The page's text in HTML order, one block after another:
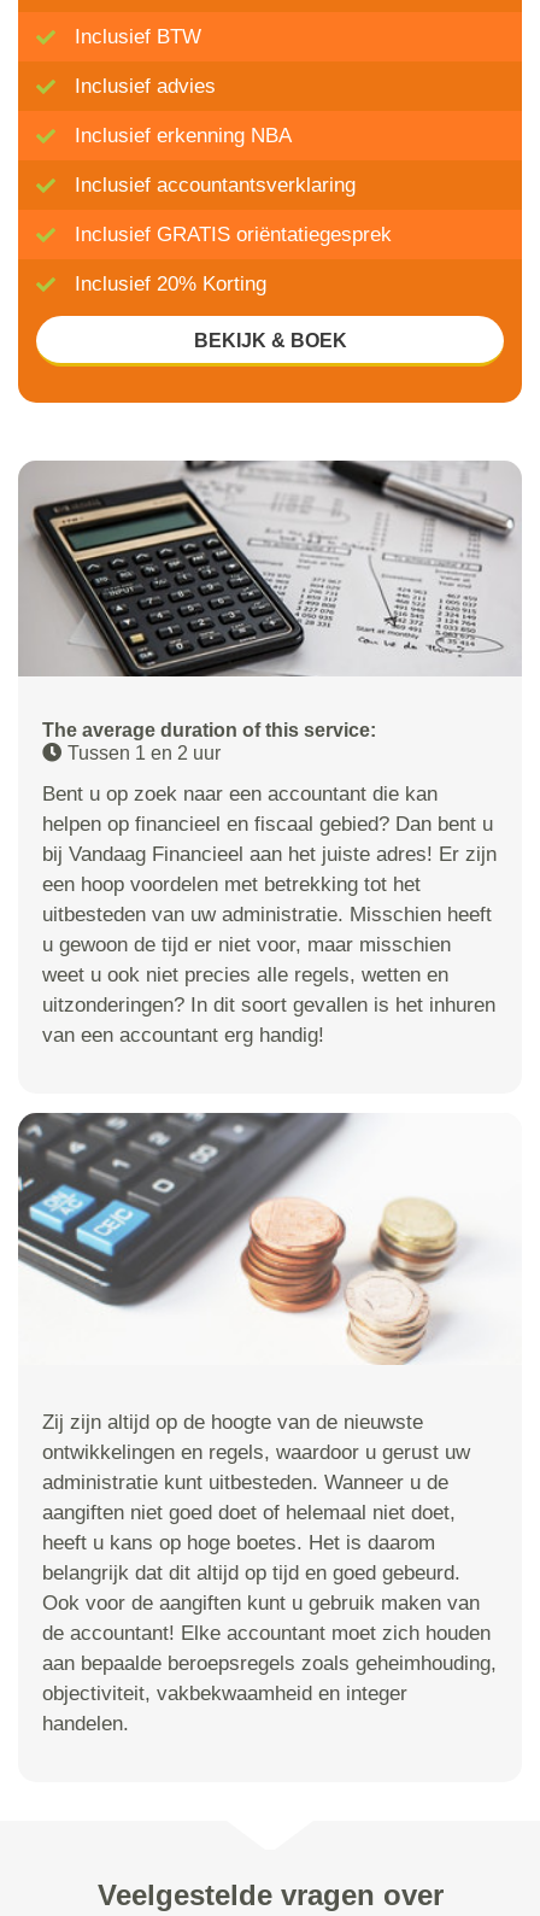
The average duration of this service:
Tussen 1 en 2 uur
Bent u op zoek naar een accountant die kan
helpen op financieel en fiscaal gebied? Dan bent u
bij Vandaag Financieel aan het juiste adres! Er zijn
een hoop voordelen met betrekking tot het
uitbesteden van uw administratie. Misschien heeft
u gewoon de tijd er niet voor, maar misschien
weet u ook niet precies alle regels, wetten en
uitzonderingen? In dit soort gevallen is het inhuren
van een accountant erg handig!
Inclusief BTW
Inclusief advies
Inclusief erkenning NBA
Inclusief accountantsverklaring
Inclusief GRATIS oriëntatiegesprek
Inclusief 20% Korting
BEKIJK & BOEK
Zij zijn altijd op de hoogte van de nieuwste
ontwikkelingen en regels, waardoor u gerust uw
administratie kunt uitbesteden. Wanneer u de
aangiften niet goed doet of helemaal niet doet,
heeft u kans op hoge boetes. Het is daarom
belangrijk dat dit altijd op tijd en goed gebeurd.
Ook voor de aangiften kunt u gebruik maken van
de accountant! Elke accountant moet zich houden
aan bepaalde beroepsregels zoals geheimhouding,
objectiviteit, vakbekwaamheid en integer
handelen.
Veelgestelde vragen over